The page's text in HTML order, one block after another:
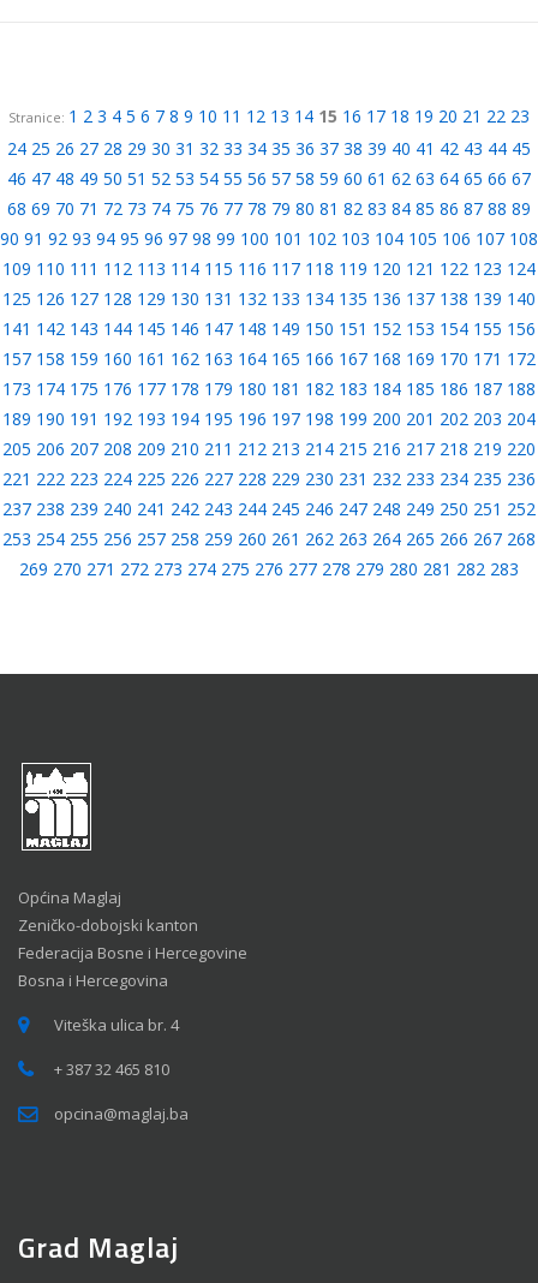
Stranice: 1 2 3 4 5 6 7 8 9 10 11 12 13 14 15 16 17 18 19 20 21 22 23
24 25 26 27 28 29 30 31 32 33 34 35 36 37 38 39 40 41 42 43 44 45
46 47 48 49 50 51 52 53 54 55 56 57 58 59 60 61 62 63 64 65 66 67
68 69 70 71 72 73 74 75 76 77 78 79 80 81 82 83 84 85 86 87 88 89
90 91 92 93 94 95 96 97 98 99 100 101 102 103 104 105 106 107 108
109 110 111 112 113 114 115 116 117 118 119 120 121 122 123 124
125 126 127 128 129 130 131 132 133 134 135 136 137 138 139 140
141 142 143 144 145 146 147 148 149 150 151 152 153 154 155 156
157 158 159 160 161 162 163 164 165 166 167 168 169 170 171 172
173 174 175 176 177 178 179 180 181 182 183 184 185 186 187 188
189 190 191 192 193 194 195 196 197 198 199 200 201 202 203 204
205 206 207 208 209 210 211 212 213 214 215 216 217 218 219 220
221 222 223 224 225 226 227 228 229 230 231 232 233 234 235 236
237 238 239 240 241 242 243 244 245 246 247 248 249 250 251 252
253 254 255 256 257 258 259 260 261 262 263 264 265 266 267 268
269 270 271 272 273 274 275 276 277 278 279 280 281 282 283
Općina Maglaj
Zeničko-dobojski kanton
Federacija Bosne i Hercegovine
Bosna i Hercegovina
Viteška ulica br. 4
+ 387 32 465 810
opcina@maglaj.ba
Grad Maglaj